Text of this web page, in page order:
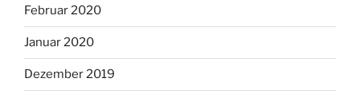
Februar 2020
Januar 2020
Dezember 2019